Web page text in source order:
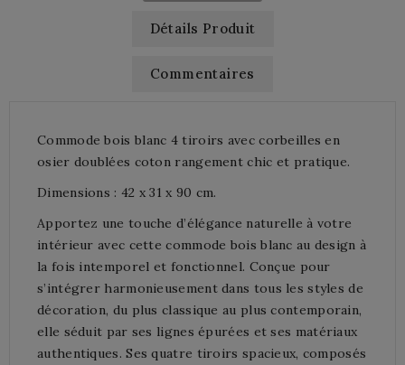
Détails Produit
Commentaires
Commode bois blanc 4 tiroirs avec corbeilles en
osier doublées coton rangement chic et pratique.
Dimensions : 42 x 31 x 90 cm.
Apportez une touche d’élégance naturelle à votre
intérieur avec cette commode bois blanc au design à
la fois intemporel et fonctionnel. Conçue pour
s’intégrer harmonieusement dans tous les styles de
décoration, du plus classique au plus contemporain,
elle séduit par ses lignes épurées et ses matériaux
authentiques. Ses quatre tiroirs spacieux, composés